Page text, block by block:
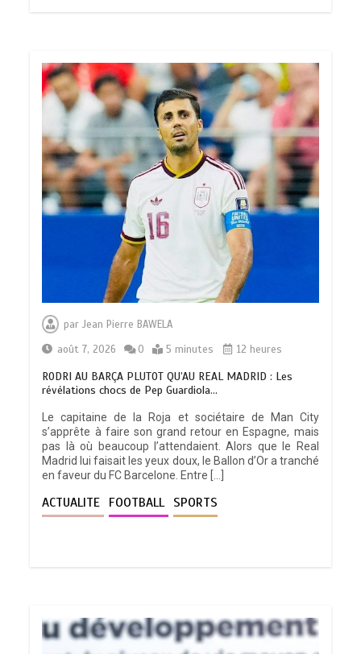
parJean Pierre BAWELA
août 7, 2026
0 5 minutes 12 heures
RODRI AU BARÇA PLUTOT QU’AU REAL MADRID : Les
révélations chocs de Pep Guardiola…
Le capitaine de la Roja et sociétaire de Man City
s’apprête à faire son grand retour en Espagne, mais
pas là où beaucoup l’attendaient. Alors que le Real
Madrid lui faisait les yeux doux, le Ballon d’Or a tranché
en faveur du FC Barcelone. Entre […]
ACTUALITE FOOTBALL SPORTS